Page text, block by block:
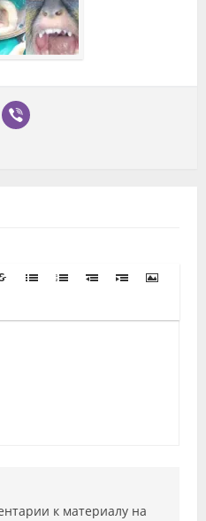
к материалу на